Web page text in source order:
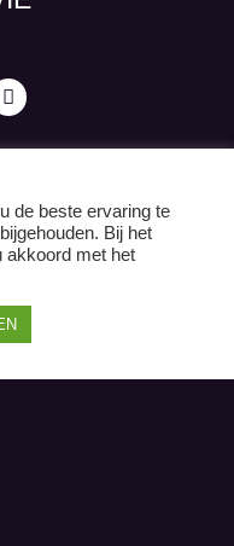
de beste ervaring te
Bij het
akkoord met het